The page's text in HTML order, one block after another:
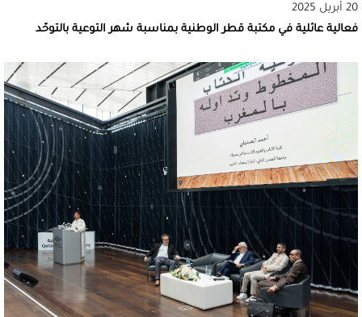
20 أبريل 2025
فعالية عائلية في مكتبة قطر الوطنية بمناسبة شهر التوعية بالتوحّد